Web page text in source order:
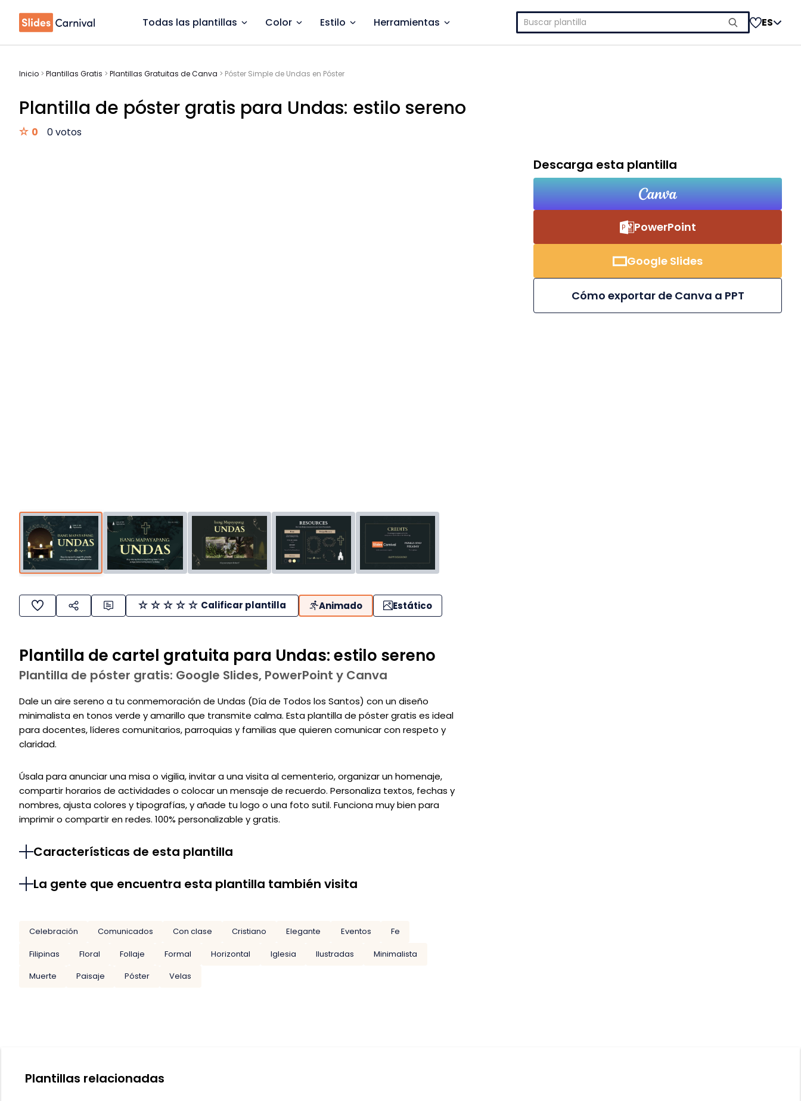
Todas las plantillas Color Estilo Herramientas Buscar: ES
Inicio > Plantillas Gratis > Plantillas Gratuitas de Canva > Póster Simple de Undas en Póster
Plantilla de póster gratis para Undas: estilo sereno
0 0 votos
Calificar plantilla Animado Estático
Plantilla de cartel gratuita para Undas: estilo sereno
Plantilla de póster gratis: Google Slides, PowerPoint y Canva
Dale un aire sereno a tu conmemoración de Undas (Día de Todos los Santos) con un diseño
minimalista en tonos verde y amarillo que transmite calma. Esta plantilla de póster gratis es ideal
para docentes, líderes comunitarios, parroquias y familias que quieren comunicar con respeto y
claridad.
Úsala para anunciar una misa o vigilia, invitar a una visita al cementerio, organizar un homenaje,
compartir horarios de actividades o colocar un mensaje de recuerdo. Personaliza textos, fechas y
nombres, ajusta colores y tipografías, y añade tu logo o una foto sutil. Funciona muy bien para
imprimir o compartir en redes. 100% personalizable y gratis.
Características de esta plantilla
La gente que encuentra esta plantilla también visita
Celebración Comunicados Con clase Cristiano Elegante Eventos
Fe
Filipinas
Floral Follaje Formal Horizontal Iglesia Ilustradas
Minimalista
Muerte
Paisaje Póster Velas
Descarga esta plantilla
PowerPoint
Google Slides
Cómo exportar de Canva a PPT
Plantillas relacionadas